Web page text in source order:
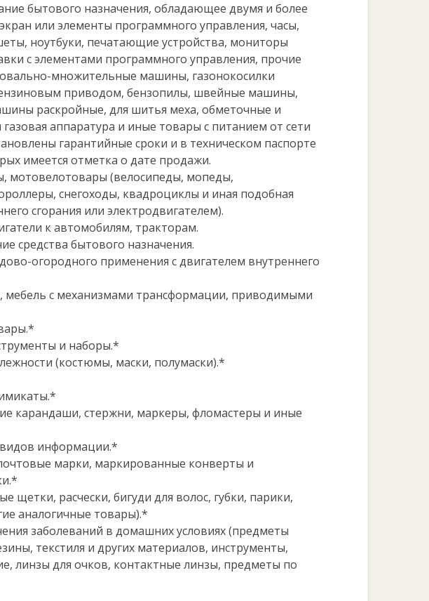
бытового назначения, обладающее двумя и более
или элементы программного управления, часы,
ноутбуки, печатающие устройства, мониторы
с элементами программного управления, прочие
множительные машины, газонокосилки
приводом, бензопилы, швейные машины,
раскройные, для шитья меха, обметочные и
аппаратура и иные товары с питанием от сети
гарантийные сроки и в техническом паспорте
имеется отметка о дате продажи.
мотовелотовары (велосипеды, мопеды,
снегоходы, квадроциклы и иная подобная
сгорания или электродвигателем).
к автомобилям, тракторам.
средства бытового назначения.
огородного применения с двигателем внутреннего
с механизмами трансформации, приводимыми
и наборы.*
(костюмы, маски, полумаски).*
карандаши, стержни, маркеры, фломастеры и иные
информации.*
марки, маркированные конверты и
щетки, расчески, бигуди для волос, губки, парики,
аналогичные товары).*
заболеваний в домашних условиях (предметы
текстиля и других материалов, инструменты,
линзы для очков, контактные линзы, предметы по